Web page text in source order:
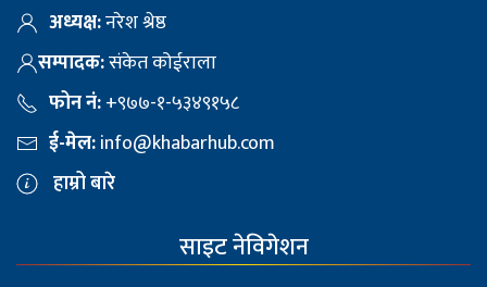
अध्यक्ष:नरेश श्रेष्ठ
सम्पादक:संकेत कोईराला
फोन नं:+९७७-१-५३४९१५८
ई-मेल:info@khabarhub.com
हाम्रो बारे
साइट नेविगेशन